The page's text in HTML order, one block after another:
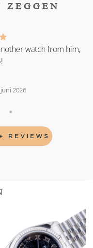
ZEGGEN
watch from him,
2026
REVIEWS
Add to
wishlist